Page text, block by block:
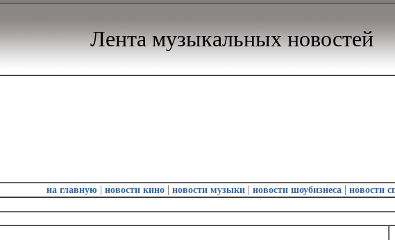
Лента музыкальных новостей
на главную | новости кино | новости музыки | новости шоубизнеса | новости